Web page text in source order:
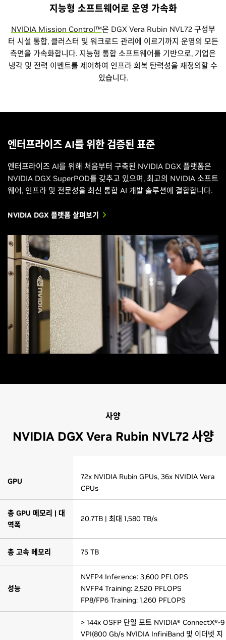
지능형 소프트웨어로 운영 가속화
NVIDIA Mission Control™은 DGX Vera Rubin NVL72 구성부
터 시설 통합, 클러스터 및 워크로드 관리에 이르기까지 운영의 모든
측면을 가속화합니다. 지능형 통합 소프트웨어를 기반으로, 기업은
냉각 및 전력 이벤트를 제어하여 인프라 회복 탄력성을 재정의할 수
있습니다.
엔터프라이즈 AI를 위한 검증된 표준
엔터프라이즈 AI를 위해 처음부터 구축된 NVIDIA DGX 플랫폼은
NVIDIA DGX SuperPOD를 갖추고 있으며, 최고의 NVIDIA 소프트
웨어, 인프라 및 전문성을 최신 통합 AI 개발 솔루션에 결합합니다.
NVIDIA DGX 플랫폼 살펴보기
사양
NVIDIA DGX Vera Rubin NVL72 사양
GPU
72x NVIDIA Rubin GPUs, 36x NVIDIA Vera
CPUs
총 GPU 메모리 | 대
역폭
20.7TB | 최대 1,580 TB/s
총 고속 메모리 75 TB
성능
NVFP4 Inference: 3,600 PFLOPS
NVFP4 Training: 2,520 PFLOPS
FP8/FP6 Training: 1,260 PFLOPS
> 144x OSFP 단일 포트 NVIDIA® ConnectX®-9
VPI(800 Gb/s NVIDIA InfiniBand 및 이더넷 지